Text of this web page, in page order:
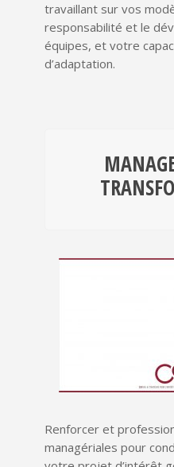
travaillant sur vos
responsabilité et le
équipes, et votre
d’adaptation.
Renforcer et
managériales pour